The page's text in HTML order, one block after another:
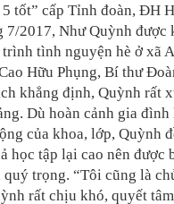
tốt” cấp Tỉnh đoàn, ĐH
7/2017, Như Quỳnh được
tình nguyện hè ở xã
Hữu Phụng, Bí thư
khẳng định, Quỳnh rất
Dù hoàn cảnh gia
của khoa, lớp, Quỳnh
học tập lại cao nên được
quý trọng. “Tôi cũng là
rất chịu khó, quyết